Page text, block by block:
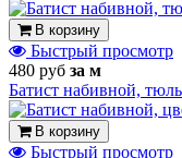
В корзину
Быстрый просмотр
480 руб за м
Батист набивной,
В корзину
Быстрый просмотр